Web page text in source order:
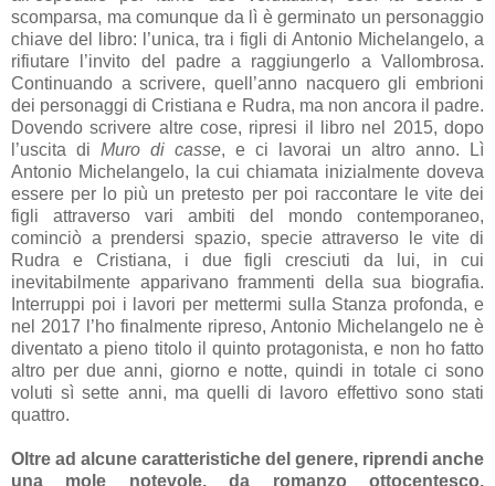
scomparsa, ma comunque da lì è germinato un personaggio
chiave del libro: l’unica, tra i figli di Antonio Michelangelo, a
rifiutare l’invito del padre a raggiungerlo a Vallombrosa.
Continuando a scrivere, quell’anno nacquero gli embrioni
dei personaggi di Cristiana e Rudra, ma non ancora il padre.
Dovendo scrivere altre cose, ripresi il libro nel 2015, dopo
l’uscita di Muro di casse, e ci lavorai un altro anno. Lì
Antonio Michelangelo, la cui chiamata inizialmente doveva
essere per lo più un pretesto per poi raccontare le vite dei
figli attraverso vari ambiti del mondo contemporaneo,
cominciò a prendersi spazio, specie attraverso le vite di
Rudra e Cristiana, i due figli cresciuti da lui, in cui
inevitabilmente apparivano frammenti della sua biografia.
Interruppi poi i lavori per mettermi sulla Stanza profonda, e
nel 2017 l’ho finalmente ripreso, Antonio Michelangelo ne è
diventato a pieno titolo il quinto protagonista, e non ho fatto
altro per due anni, giorno e notte, quindi in totale ci sono
voluti sì sette anni, ma quelli di lavoro effettivo sono stati
quattro.
Oltre ad alcune caratteristiche del genere, riprendi anche
una mole notevole, da romanzo ottocentesco,